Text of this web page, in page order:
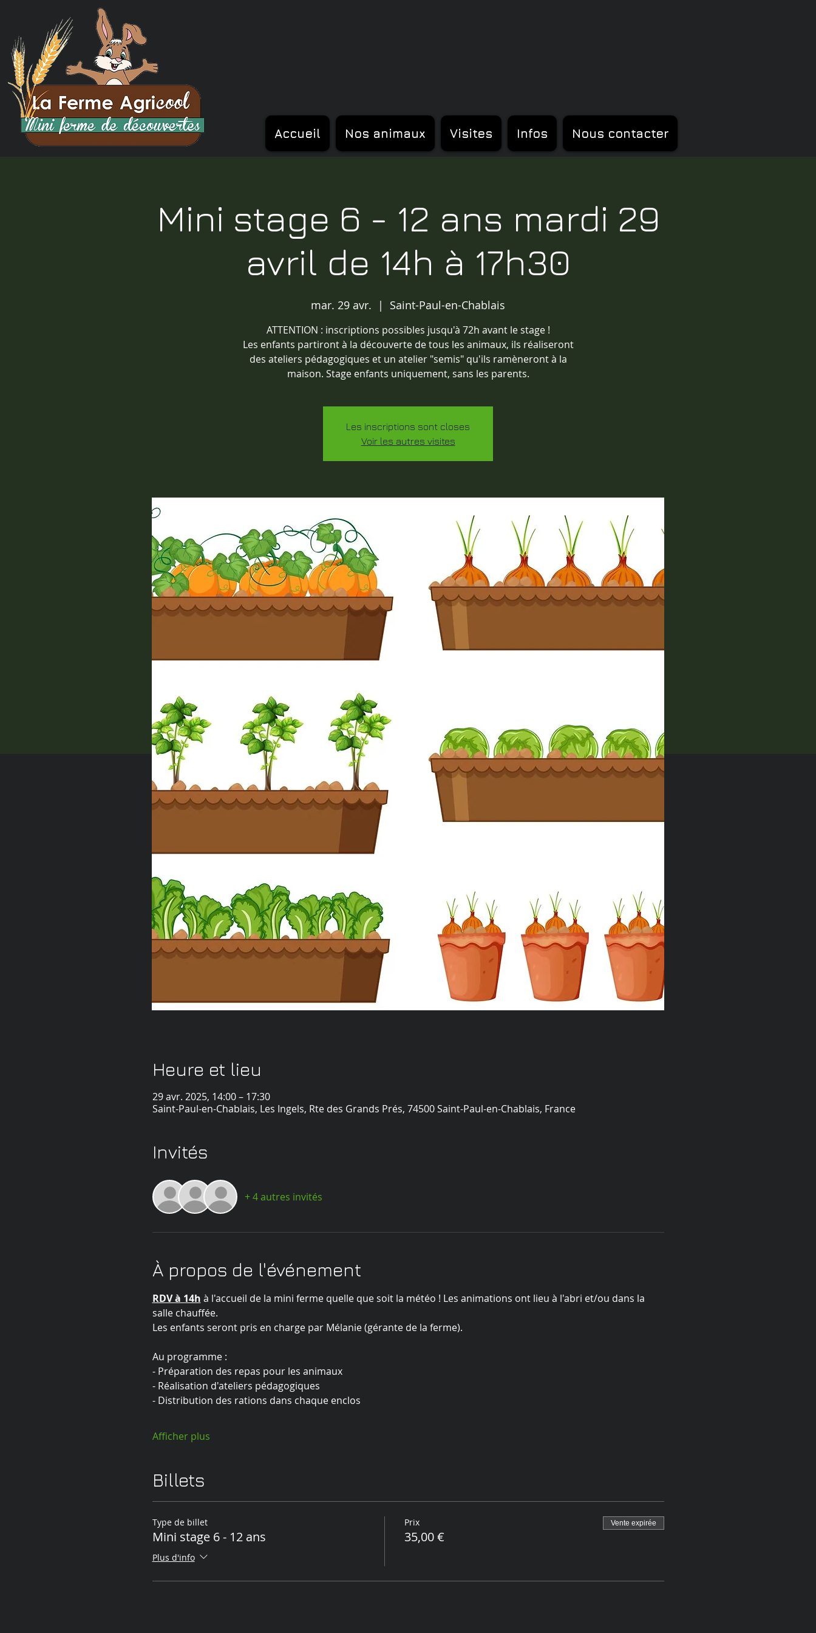
Accueil Nos animaux Visites Infos Nous contacter
Mini stage 6 - 12 ans mardi 29
avril de 14h à 17h30
mar. 29 avr.
  |
Saint-Paul-en-Chablais
ATTENTION : inscriptions possibles jusqu'à 72h avant le stage !
Les enfants partiront à la découverte de tous les animaux, ils réaliseront
des ateliers pédagogiques et un atelier "semis" qu'ils ramèneront à la
maison. Stage enfants uniquement, sans les parents.
Les inscriptions sont closes
Voir les autres visites
Heure et lieu
29 avr. 2025, 14:00 – 17:30
Saint-Paul-en-Chablais, Les Ingels, Rte des Grands Prés, 74500 Saint-Paul-en-Chablais, France
Invités
+ 4 autres invités
À propos de l'événement
RDV à 14h à l'accueil de la mini ferme quelle que soit la météo ! Les animations ont lieu à l'abri et/ou dans la
salle chauffée.
Les enfants seront pris en charge par Mélanie (gérante de la ferme).
Au programme :
- Préparation des repas pour les animaux
- Réalisation d'ateliers pédagogiques
- Distribution des rations dans chaque enclos
Afficher plus
Billets
Type de billet
Mini stage 6 - 12 ans
Plus d'info
Prix
35,00 €
Vente expirée